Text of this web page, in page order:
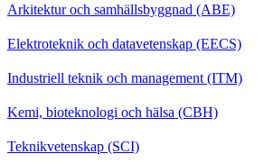
Arkitektur och samhällsbyggnad (ABE)
Elektroteknik och datavetenskap (EECS)
Industriell teknik och management (ITM)
Kemi, bioteknologi och hälsa (CBH)
Teknikvetenskap (SCI)